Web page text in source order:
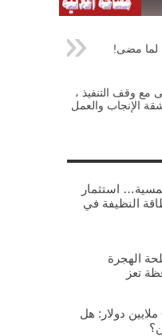
لما مضى!
مع وقف التنفيذ ،
الإنجاب والعمل
استثمار
النظيفة في
الهجرة
تعز
60 مشروع مياه في تعز بـ6 ملايين دولار: هل